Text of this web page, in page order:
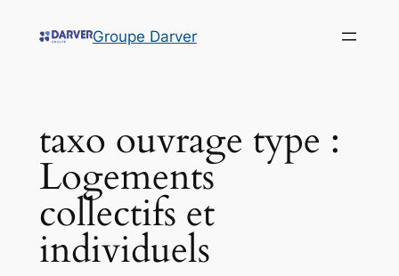
Groupe Darver
taxo ouvrage type :
Logements
collectifs et
individuels